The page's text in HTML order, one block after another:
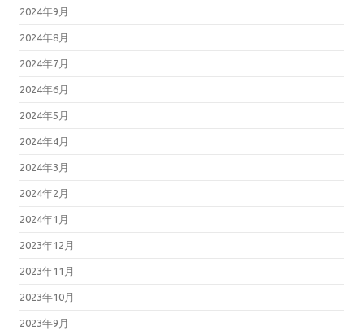
2024年9月
2024年8月
2024年7月
2024年6月
2024年5月
2024年4月
2024年3月
2024年2月
2024年1月
2023年12月
2023年11月
2023年10月
2023年9月